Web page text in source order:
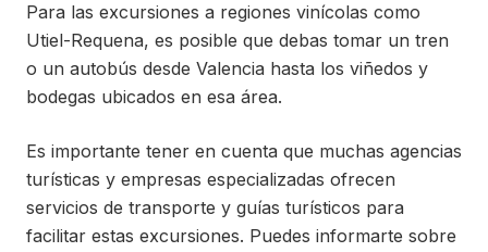
Para las excursiones a regiones vinícolas como
Utiel-Requena, es posible que debas tomar un tren
o un autobús desde Valencia hasta los viñedos y
bodegas ubicados en esa área.
Es importante tener en cuenta que muchas agencias
turísticas y empresas especializadas ofrecen
servicios de transporte y guías turísticos para
facilitar estas excursiones. Puedes informarte sobre